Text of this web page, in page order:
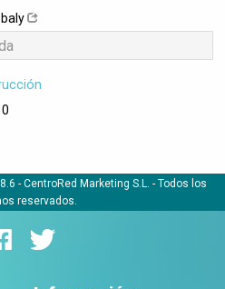
- CentroRed Marketing S.L. - Todos los
reservados.